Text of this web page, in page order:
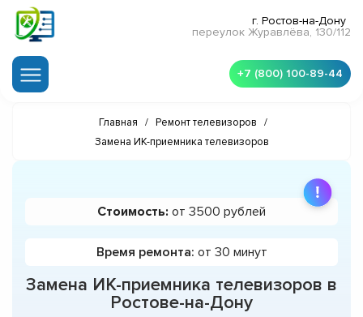
г. Ростов-на-Дону
переулок Журавлёва, 130/112
+7 (800) 100-89-44
Главная / Ремонт телевизоров
/
Замена ИК-приемника телевизоров
Замена ИК-приемника телевизоров в
Ростове-на-Дону
Стоимость: от 3500 рублей
Время ремонта: от 30 минут